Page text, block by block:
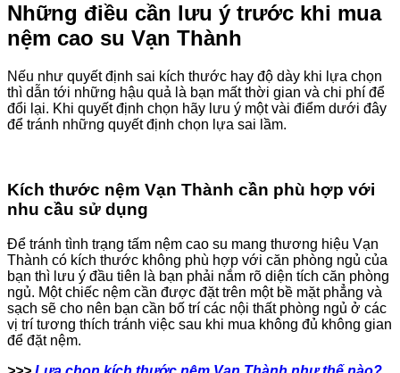
Những điều cần lưu ý trước khi mua
nệm cao su Vạn Thành
Nếu như quyết định sai kích thước hay độ dày khi lựa chọn
thì dẫn tới những hậu quả là bạn mất thời gian và chi phí để
đổi lại. Khi quyết định chọn hãy lưu ý một vài điểm dưới đây
để tránh những quyết định chọn lựa sai lầm.
Kích thước nệm Vạn Thành cần phù hợp với
nhu cầu sử dụng
Để tránh tình trạng tấm nệm cao su mang thương hiệu Vạn
Thành có kích thước không phù hợp với căn phòng ngủ của
bạn thì lưu ý đầu tiên là bạn phải nắm rõ diện tích căn phòng
ngủ. Một chiếc nệm cần được đặt trên một bề mặt phẳng và
sạch sẽ cho nên bạn cần bố trí các nội thất phòng ngủ ở các
vị trí tương thích tránh việc sau khi mua không đủ không gian
để đặt nệm.